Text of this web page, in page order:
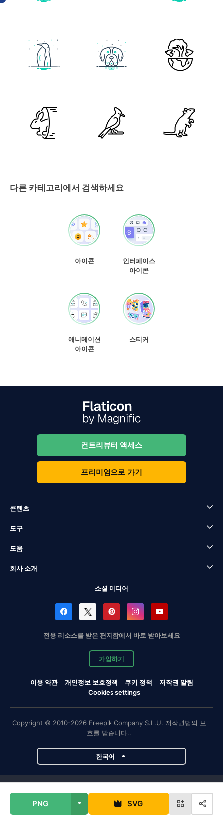
PNG SVG
다른 카테고리에서 검색하세요
아이콘
인터페이스
아이콘
애니메이션
아이콘
스티커
컨트리뷰터 액세스
프리미엄으로 가기
콘텐츠
도구
도움
회사 소개
소셜 미디어
전용 리소스를 받은 편지함에서 바로 받아보세요
가입하기
이용 약관 개인정보 보호정책 쿠키 정책
저작권 알림
Cookies settings
Copyright © 2010-2026 Freepik Company S.L.U. 저작권법의 보
호를 받습니다..
한국어